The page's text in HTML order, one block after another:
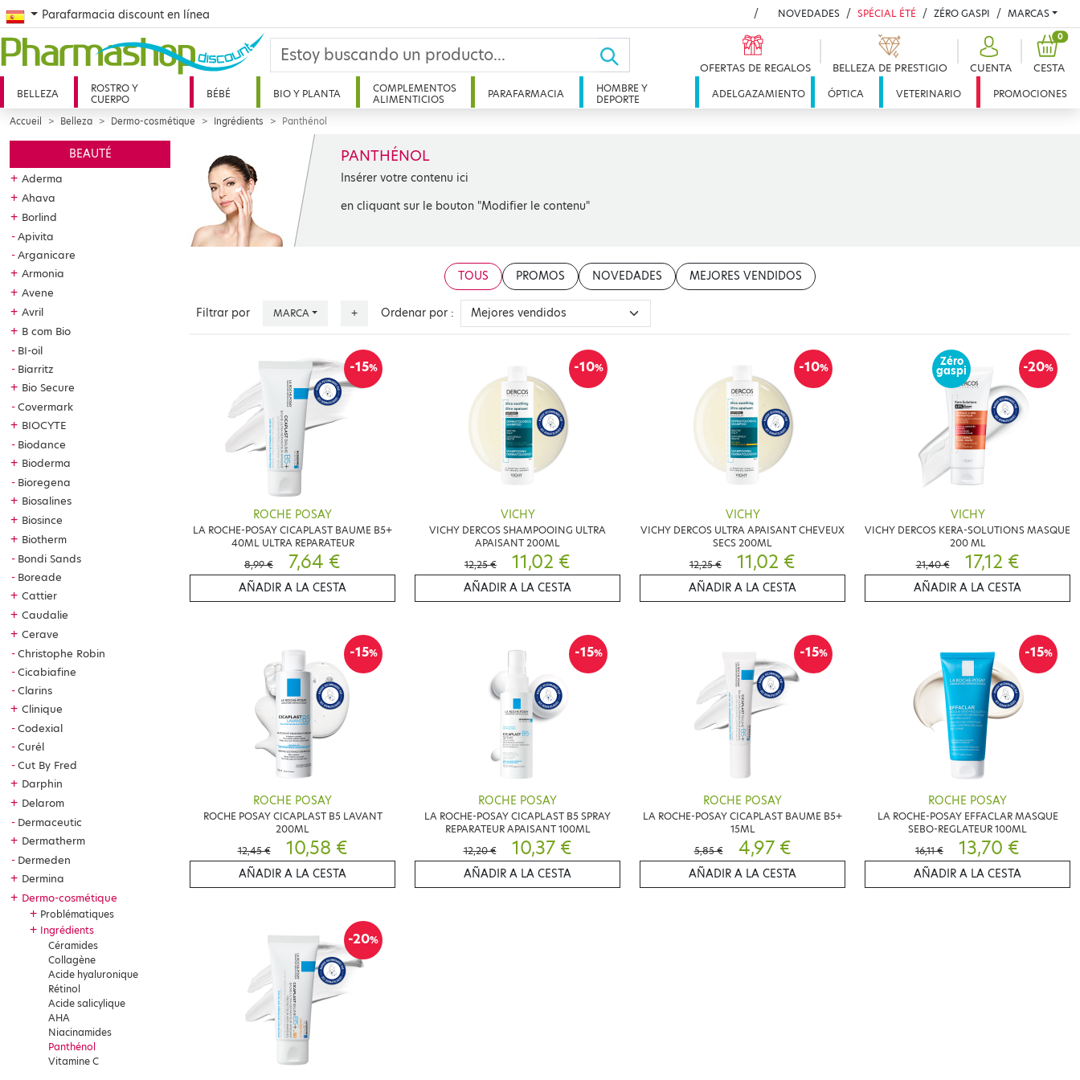
Spanish
Parafarmacia discount en línea NOVEDADES SPÉCIAL ÉTÉ ZÉRO GASPI MARCAS
OFERTAS DE REGALOS BELLEZA DE PRESTIGIO CUENTA CESTA
0
BELLEZA
ROSTRO Y
CUERPO
BÉBÉ BIO Y PLANTA
COMPLEMENTOS
ALIMENTICIOS
PARAFARMACIA
HOMBRE Y
DEPORTE
ADELGAZAMIENTO ÓPTICA VETERINARIO PROMOCIONES
Accueil Belleza Dermo-cosmétique Ingrédients Panthénol
BEAUTÉ
+ Aderma
+ Ahava
+ Borlind
Apivita
Arganicare
+ Armonia
+ Avene
+ Avril
+ B com Bio
BI-oil
Biarritz
+ Bio Secure
Covermark
+ BIOCYTE
Biodance
+ Bioderma
Bioregena
+ Biosalines
+ Biosince
+ Biotherm
Bondi Sands
Boreade
+ Cattier
+ Caudalie
+ Cerave
Christophe Robin
Cicabiafine
Clarins
+ Clinique
Codexial
Curél
Cut By Fred
+ Darphin
+ Delarom
Dermaceutic
+ Dermatherm
Dermeden
+ Dermina
+ Dermo-cosmétique
+ Problématiques
+ Ingrédients
Céramides
Collagène
Acide hyaluronique
Rétinol
Acide salicylique
AHA
Niacinamides
Panthénol
Vitamine C
PANTHÉNOL
Insérer votre contenu ici
en cliquant sur le bouton "Modifier le contenu"
TOUS PROMOS NOVEDADES MEJORES VENDIDOS
Filtrar por MARCA + Ordenar por :
-15%
ROCHE POSAY
LA ROCHE-POSAY CICAPLAST BAUME B5+
40ML ULTRA REPARATEUR
8,99 €
7,64 €
AÑADIR A LA CESTA
-10%
VICHY
VICHY DERCOS SHAMPOOING ULTRA
APAISANT 200ML
12,25 €
11,02 €
AÑADIR A LA CESTA
-10%
VICHY
VICHY DERCOS ULTRA APAISANT CHEVEUX
SECS 200ML
12,25 €
11,02 €
AÑADIR A LA CESTA
-20%
Zéro
gaspi
VICHY
VICHY DERCOS KERA-SOLUTIONS MASQUE
200 ML
21,40 €
17,12 €
AÑADIR A LA CESTA
-15%
ROCHE POSAY
ROCHE POSAY CICAPLAST B5 LAVANT
200ML
12,45 €
10,58 €
AÑADIR A LA CESTA
-15%
ROCHE POSAY
LA ROCHE-POSAY CICAPLAST B5 SPRAY
REPARATEUR APAISANT 100ML
12,20 €
10,37 €
AÑADIR A LA CESTA
-15%
ROCHE POSAY
LA ROCHE-POSAY CICAPLAST BAUME B5+
15ML
5,85 €
4,97 €
AÑADIR A LA CESTA
-15%
ROCHE POSAY
LA ROCHE-POSAY EFFACLAR MASQUE
SEBO-REGLATEUR 100ML
16,11 €
13,70 €
AÑADIR A LA CESTA
-20%